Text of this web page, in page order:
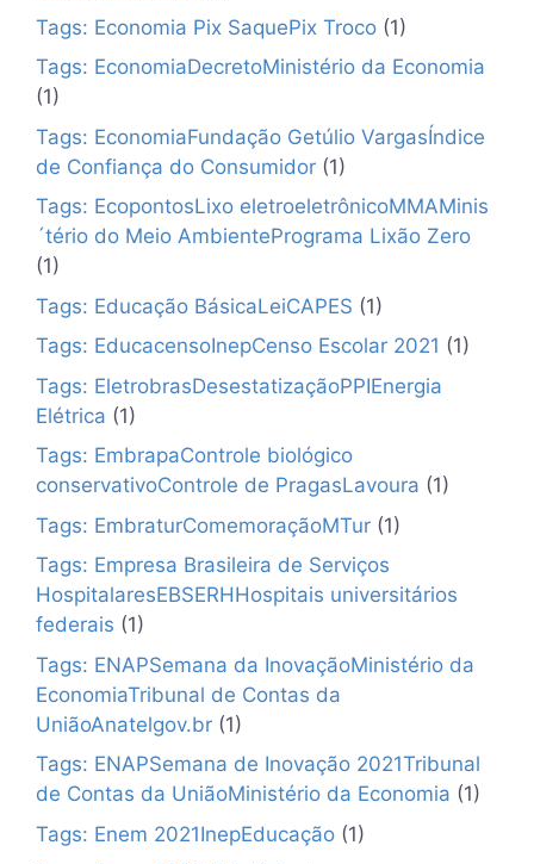
Tags: Economia Pix SaquePix Troco (1)
Tags: EconomiaDecretoMinistério da Economia
(1)
Tags: EconomiaFundação Getúlio VargasÍndice
de Confiança do Consumidor (1)
Tags: EcopontosLixo eletroeletrônicoMMAMinis
´tério do Meio AmbientePrograma Lixão Zero
(1)
Tags: Educação BásicaLeiCAPES (1)
Tags: EducacensoInepCenso Escolar 2021 (1)
Tags: EletrobrasDesestatizaçãoPPIEnergia
Elétrica (1)
Tags: EmbrapaControle biológico
conservativoControle de PragasLavoura (1)
Tags: EmbraturComemoraçãoMTur (1)
Tags: Empresa Brasileira de Serviços
HospitalaresEBSERHHospitais universitários
federais (1)
Tags: ENAPSemana da InovaçãoMinistério da
EconomiaTribunal de Contas da
UniãoAnatelgov.br (1)
Tags: ENAPSemana de Inovação 2021Tribunal
de Contas da UniãoMinistério da Economia (1)
Tags: Enem 2021InepEducação (1)